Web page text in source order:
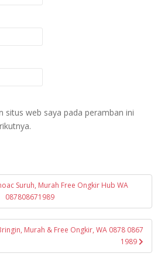
situs web saya pada peramban ini
Suruh, Murah Free Ongkir Hub WA
087808671989
Murah & Free Ongkir, WA 0878 0867
1989